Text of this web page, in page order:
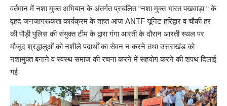
वर्तमान में नशा मुक्त अभियान के अंतर्गत प्रचलित “नशा मुक्त भारत पखवाड़ा “ के
वृहद जनजागरूकता कार्यक्रम के तहत आज ANTF यूनिट हरिद्वार व चौकी हर
की पौड़ी पुलिस की संयुक्त टीम के द्वारा गंगा आरती के दौरान आरती स्थल पर
मौजूद श्रद्धालुओं को नशीले पदार्थों का सेवन न करने तथा उत्तराखंड को
नशामुक्त बनाने व स्वस्थ समाज की रचना करने में सहयोग करने की शपथ दिलाई
गई